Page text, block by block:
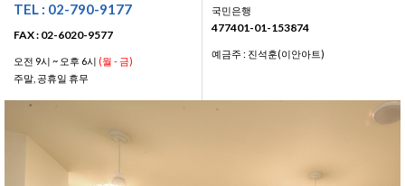
TEL : 02-790-9177
FAX : 02-6020-9577
오전 9시 ~ 오후 6시 (월 - 금)
주말, 공휴일 휴무
국민은행
477401-01-153874
예금주 : 진석훈(이안아트)